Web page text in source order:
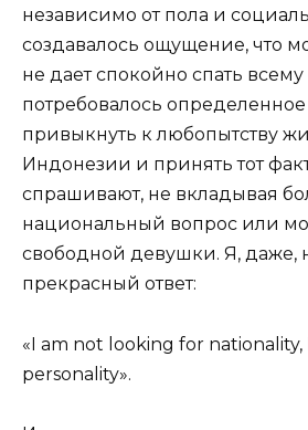
независимо от пола и
создавалось ощущение, что
не дает спокойно спать
потребовалось
привыкнуть к любопытству
Индонезии и принять тот
спрашивают, не вкладывая
национальный вопрос или
свободной девушки. Я, даже,
прекрасный ответ:
«I am not looking for
personality».